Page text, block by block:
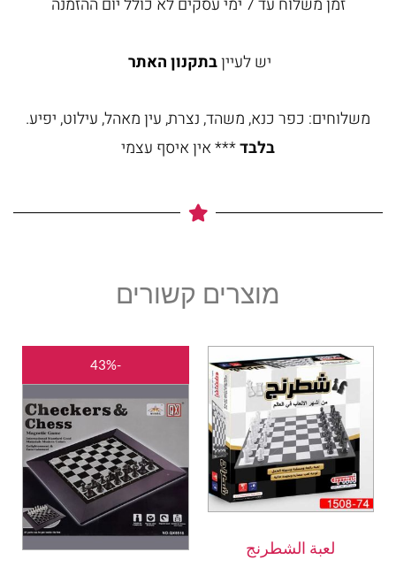
זמן משלוח עד 7 ימי עסקים לא כולל יום ההזמנה
יש לעייןבתקנון האתר
משלוחים: כפר כנא, משהד, נצרת, עין מאהל, עילוט, יפיע.
בלבד*** אין איסף עצמי
מוצרים קשורים
لعبة الشطرنج
-43%
המחיר
המקורי
היה:
₪70.00.
הוא:
₪40.00.